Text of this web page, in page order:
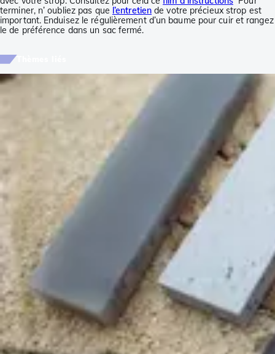
terminer, n’ oubliez pas que l’entretien de votre précieux strop est
important. Enduisez le régulièrement d’un baume pour cuir et rangez
le de préférence dans un sac fermé.